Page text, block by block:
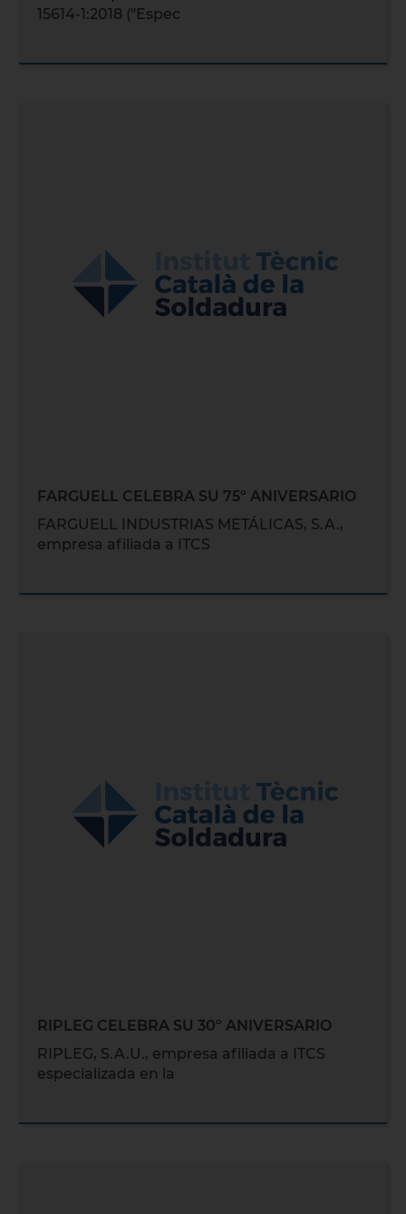
15614-1:2018 ("Espec
FARGUELL CELEBRA SU 75º ANIVERSARIO
FARGUELL INDUSTRIAS METÁLICAS, S.A.,
empresa afiliada a ITCS
RIPLEG CELEBRA SU 30º ANIVERSARIO
RIPLEG, S.A.U., empresa afiliada a ITCS
especializada en la